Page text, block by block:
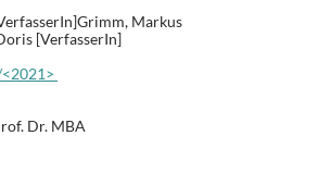
Markus
[VerfasserIn]
Dr. MBA